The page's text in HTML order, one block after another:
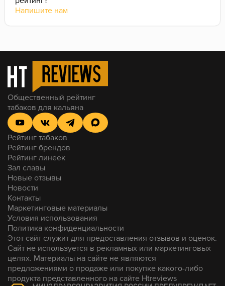
Напишите нам
Общественный рейтинг
табаков для кальяна
Рейтинг табаков
Рейтинг брендов
Рейтинг линеек
Зал славы
Новые отзывы
Новости
Контакты
Маркетинговые материалы
Условия использования
Политика конфиденциальности
Этот сайт служит для предоставления отзывов и оценок.
Сайт не используется в рекламных или маркетинговых
целях. Материалы на сайте не являются
предложениями о продаже или покупке какого-либо
продукта представленного на сайте Htreviews